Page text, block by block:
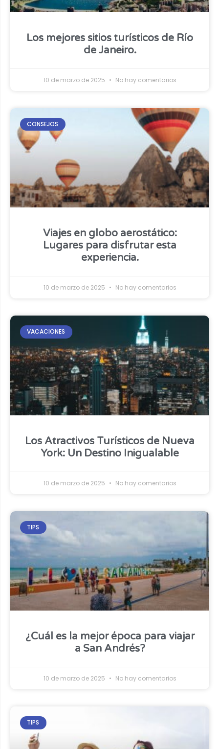
Los mejores sitios turísticos de Río
de Janeiro.
10 de marzo de 2025 No hay comentarios
CONSEJOS
Viajes en globo aerostático:
Lugares para disfrutar esta
experiencia.
10 de marzo de 2025 No hay comentarios
VACACIONES
Los Atractivos Turísticos de Nueva
York: Un Destino Inigualable
10 de marzo de 2025 No hay comentarios
TIPS
¿Cuál es la mejor época para viajar
a San Andrés?
10 de marzo de 2025 No hay comentarios
TIPS